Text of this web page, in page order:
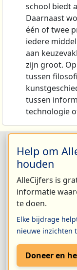
school biedt
Daarnaast
één of twee
iedere
aan
zijn groot.
tussen
tussen
technologie
Help om
houden
AlleCijfers is
informatie
te doen.
Elke bijdrage
nieuwe inzichten
Doneer en